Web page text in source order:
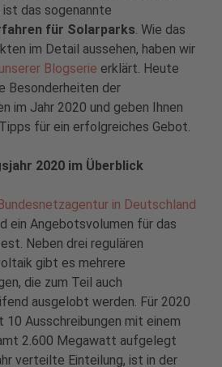
ist das sogenannte
für Solarparks. Wie das
im Detail aussehen, haben wir
Blogserie erklärt. Heute
Besonderheiten der
im Jahr 2020 und geben Ihnen
für ein erfolgreiches Gebot.
2020 im Überblick
Bundesnetzagentur in Deutschland
ein Angebotsvolumen für das
Neben drei regulären
gibt es mehrere
die zum Teil auch
ausgelobt werden. Für 2020
10 Ausschreibungen mit einem
2.600 Megawatt aufgelegt
verteilte Einteilung, ist in der